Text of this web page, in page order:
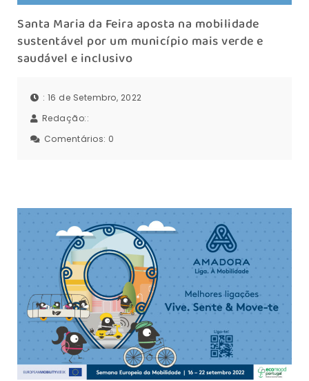
Santa Maria da Feira aposta na mobilidade
sustentável por um município mais verde e
saudável e inclusivo
: 16 de Setembro, 2022
Redação::
Comentários: 0